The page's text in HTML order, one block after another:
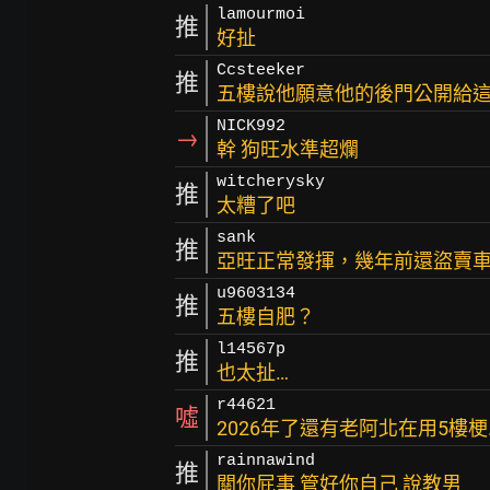
推 lamourmoi
好扯
推 Ccsteeker
五樓說他願意他的後門公開給
→ NICK992
幹 狗旺水準超爛
推 witcherysky
太糟了吧
推 sank
亞旺正常發揮，幾年前還盜賣
推 u9603134
五樓自肥？
推 l14567p
也太扯…
噓 r44621
2026年了還有老阿北在用5樓
推 rainnawind
關你屁事 管好你自己 說教男